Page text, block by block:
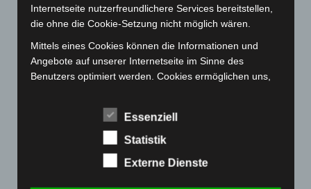
September 2022(205)
August 2022(166)
Juli 2022 (133)
Juni 2022
(189)
Internetseite nutzerfreundlichere Services bereitstellen,
die ohne die Cookie-Setzung nicht möglich wären.
Mittels eines Cookies können die Informationen und
Angebote auf unserer Internetseite im Sinne des
Benutzers optimiert werden. Cookies ermöglichen uns,
wiederzuerkennen. Zweck dieser Wiedererkennung ist
es, den Nutzern die Verwendung unserer Internetseite
zu erleichtern. Der Benutzer einer Internetseite, die
Cookies verwendet, muss beispielsweise nicht bei jedem
Besuch der Internetseite erneut seine Zugangsdaten
Essenziell
Statistik
Externe Dienste